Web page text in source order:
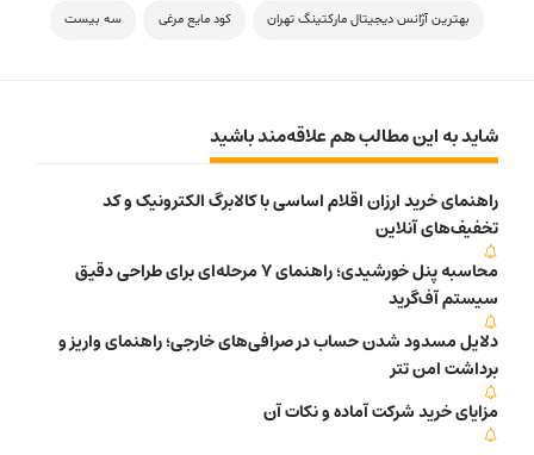
بهترین آژانس دیجیتال مارکتینگ تهران کود مایع مرغی سه بیست
شاید به این مطالب هم علاقه‌مند باشید
راهنمای خرید ارزان اقلام اساسی با کالابرگ الکترونیک و کد
تخفیف‌های آنلاین
محاسبه پنل خورشیدی؛ راهنمای 7 مرحله‌ای برای طراحی دقیق
سیستم آف‌گرید
دلایل مسدود شدن حساب در صرافی‌های خارجی؛ راهنمای واریز و
برداشت امن تتر
مزایای خرید شرکت آماده و نکات آن